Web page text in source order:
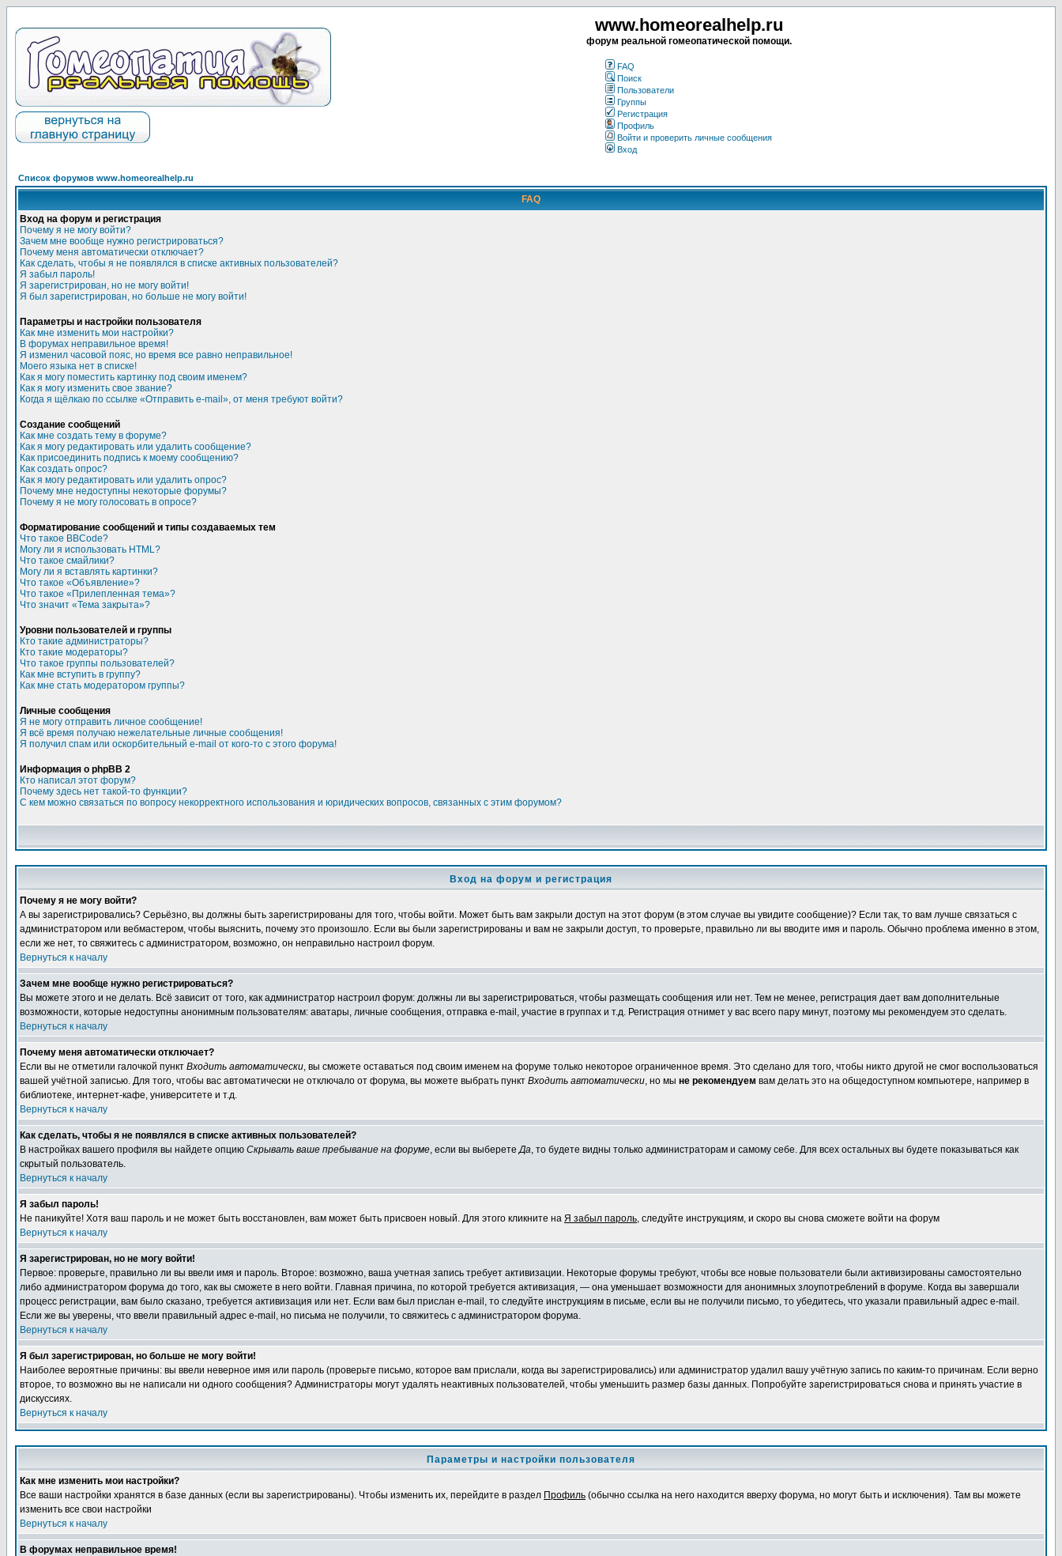
www.homeorealhelp.ru
форум реальной гомеопатической помощи.
FAQ
Поиск
Пользователи
Группы
Регистрация
Профиль
Войти и проверить личные сообщения
Вход
Список форумов www.homeorealhelp.ru
FAQ
Вход на форум и регистрация
Почему я не могу войти?
Зачем мне вообще нужно регистрироваться?
Почему меня автоматически отключает?
Как сделать, чтобы я не появлялся в списке активных пользователей?
Я забыл пароль!
Я зарегистрирован, но не могу войти!
Я был зарегистрирован, но больше не могу войти!
Параметры и настройки пользователя
Как мне изменить мои настройки?
В форумах неправильное время!
Я изменил часовой пояс, но время все равно неправильное!
Моего языка нет в списке!
Как я могу поместить картинку под своим именем?
Как я могу изменить свое звание?
Когда я щёлкаю по ссылке «Отправить e-mail», от меня требуют войти?
Создание сообщений
Как мне создать тему в форуме?
Как я могу редактировать или удалить сообщение?
Как присоединить подпись к моему сообщению?
Как создать опрос?
Как я могу редактировать или удалить опрос?
Почему мне недоступны некоторые форумы?
Почему я не могу голосовать в опросе?
Форматирование сообщений и типы создаваемых тем
Что такое BBCode?
Могу ли я использовать HTML?
Что такое смайлики?
Могу ли я вставлять картинки?
Что такое «Объявление»?
Что такое «Прилепленная тема»?
Что значит «Тема закрыта»?
Уровни пользователей и группы
Кто такие администраторы?
Кто такие модераторы?
Что такое группы пользователей?
Как мне вступить в группу?
Как мне стать модератором группы?
Личные сообщения
Я не могу отправить личное сообщение!
Я всё время получаю нежелательные личные сообщения!
Я получил спам или оскорбительный e-mail от кого-то с этого форума!
Информация о phpBB 2
Кто написал этот форум?
Почему здесь нет такой-то функции?
С кем можно связаться по вопросу некорректного использования и юридических вопросов, связанных с этим форумом?
Вход на форум и регистрация
Почему я не могу войти?
А вы зарегистрировались? Серьёзно, вы должны быть зарегистрированы для того, чтобы войти. Может быть вам закрыли доступ на этот форум (в этом случае вы увидите сообщение)? Если так, то вам лучше связаться с
администратором или вебмастером, чтобы выяснить, почему это произошло. Если вы были зарегистрированы и вам не закрыли доступ, то проверьте, правильно ли вы вводите имя и пароль. Обычно проблема именно в этом,
если же нет, то свяжитесь с администратором, возможно, он неправильно настроил форум.
Вернуться к началу
Зачем мне вообще нужно регистрироваться?
Вы можете этого и не делать. Всё зависит от того, как администратор настроил форум: должны ли вы зарегистрироваться, чтобы размещать сообщения или нет. Тем не менее, регистрация дает вам дополнительные
возможности, которые недоступны анонимным пользователям: аватары, личные сообщения, отправка e-mail, участие в группах и т.д. Регистрация отнимет у вас всего пару минут, поэтому мы рекомендуем это сделать.
Вернуться к началу
Почему меня автоматически отключает?
Если вы не отметили галочкой пункт Входить автоматически, вы сможете оставаться под своим именем на форуме только некоторое ограниченное время. Это сделано для того, чтобы никто другой не смог воспользоваться
вашей учётной записью. Для того, чтобы вас автоматически не отключало от форума, вы можете выбрать пункт Входить автоматически, но мы не рекомендуем вам делать это на общедоступном компьютере, например в
библиотеке, интернет-кафе, университете и т.д.
Вернуться к началу
Как сделать, чтобы я не появлялся в списке активных пользователей?
В настройках вашего профиля вы найдете опцию Скрывать ваше пребывание на форуме, если вы выберетеДа, то будете видны только администраторам и самому себе. Для всех остальных вы будете показываться как
скрытый пользователь.
Вернуться к началу
Я забыл пароль!
Не паникуйте! Хотя ваш пароль и не может быть восстановлен, вам может быть присвоен новый. Для этого кликните на Я забыл пароль, следуйте инструкциям, и скоро вы снова сможете войти на форум
Вернуться к началу
Я зарегистрирован, но не могу войти!
Первое: проверьте, правильно ли вы ввели имя и пароль. Второе: возможно, ваша учетная запись требует активизации. Некоторые форумы требуют, чтобы все новые пользователи были активизированы самостоятельно
либо администратором форума до того, как вы сможете в него войти. Главная причина, по которой требуется активизация, — она уменьшает возможности для анонимных злоупотреблений в форуме. Когда вы завершали
процесс регистрации, вам было сказано, требуется активизация или нет. Если вам был прислан e-mail, то следуйте инструкциям в письме, если вы не получили письмо, то убедитесь, что указали правильный адрес e-mail.
Если же вы уверены, что ввели правильный адрес e-mail, но письма не получили, то свяжитесь с администратором форума.
Вернуться к началу
Я был зарегистрирован, но больше не могу войти!
Наиболее вероятные причины: вы ввели неверное имя или пароль (проверьте письмо, которое вам прислали, когда вы зарегистрировались) или администратор удалил вашу учётную запись по каким-то причинам. Если верно
второе, то возможно вы не написали ни одного сообщения? Администраторы могут удалять неактивных пользователей, чтобы уменьшить размер базы данных. Попробуйте зарегистрироваться снова и принять участие в
дискуссиях.
Вернуться к началу
Параметры и настройки пользователя
Как мне изменить мои настройки?
Все ваши настройки хранятся в базе данных (если вы зарегистрированы). Чтобы изменить их, перейдите в раздел Профиль (обычно ссылка на него находится вверху форума, но могут быть и исключения). Там вы можете
изменить все свои настройки
Вернуться к началу
В форумах неправильное время!